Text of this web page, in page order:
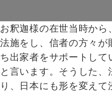
お釈迦様の在世当時から
法施をし、信者の方々が
ち出家者をサポートして
と言います。そうした
り、日本にも形を変え